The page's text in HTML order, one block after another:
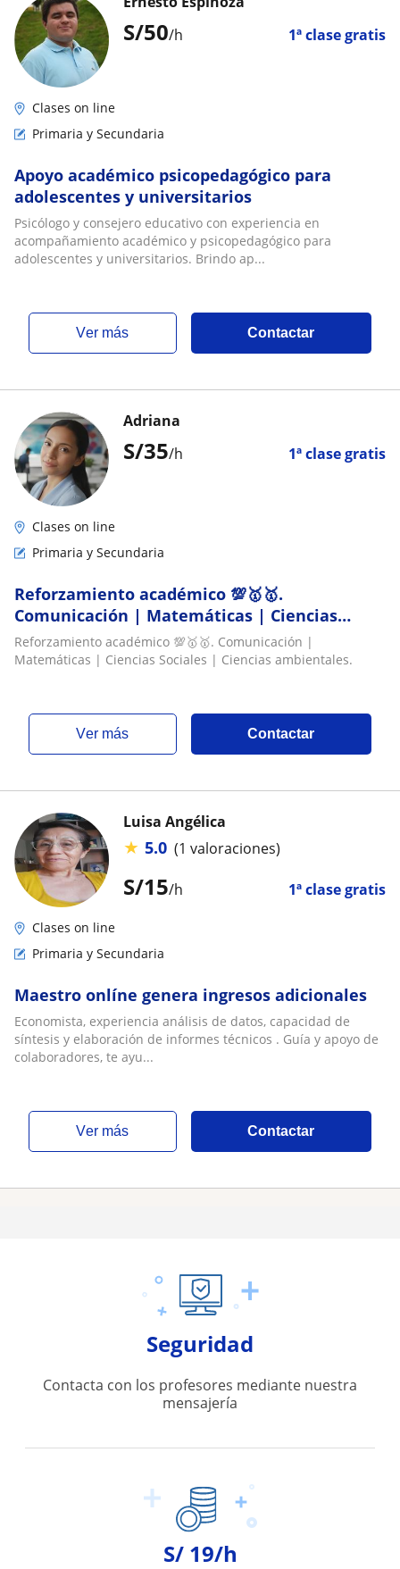
S/50/h 1ª clase gratis
Clases on line
Primaria y Secundaria
Apoyo académico psicopedagógico para
adolescentes y universitarios
Psicólogo y consejero educativo con experiencia en
acompañamiento académico y psicopedagógico para
adolescentes y universitarios. Brindo ap...
ver más Contactar
S/35/h 1ª clase gratis
Adriana
Clases on line
Primaria y Secundaria
Reforzamiento académico 💯🥇🥇.
Comunicación | Matemáticas | Ciencias
Sociales | Ciencias ambientales
Reforzamiento académico 💯🥇🥇. Comunicación |
Matemáticas | Ciencias Sociales | Ciencias ambientales.
ver más Contactar
S/15/h 1ª clase gratis
Luisa Angélica
★ 5.0 (1 valoraciones)
Clases on line
Primaria y Secundaria
Maestro onlíne genera ingresos adicionales
Economista, experiencia análisis de datos, capacidad de
síntesis y elaboración de informes técnicos . Guía y apoyo de
colaboradores, te ayu...
ver más Contactar
Seguridad
Contacta con los profesores mediante nuestra
mensajería
S/ 19/h